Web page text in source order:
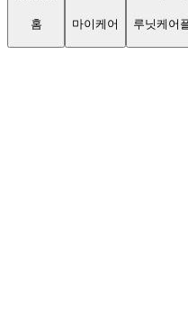
홈 마이케어 루닛케어